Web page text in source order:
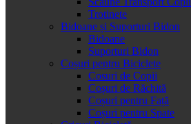
Trotinete
Bidoane și Suporturi Bidon
Bidoane
Suporturi Bidon
Coșuri pentru Biciclete
Cosuri de Copii
Coșuri de Răchită
Coșuri pentru Față
Coșuri pentru Spate